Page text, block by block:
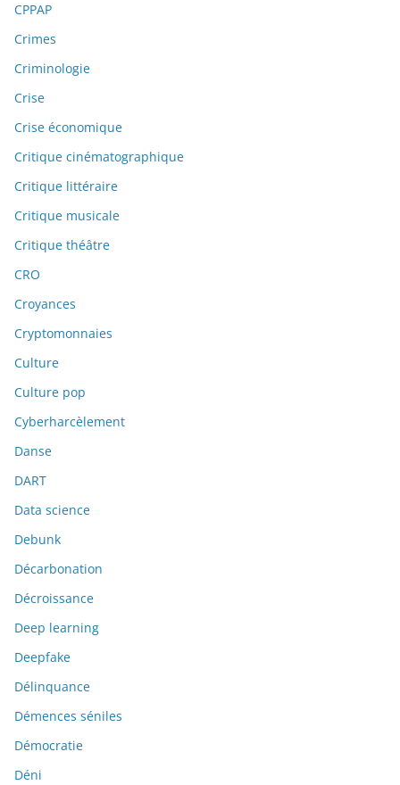
CPPAP
Crimes
Criminologie
Crise
Crise économique
Critique cinématographique
Critique littéraire
Critique musicale
Critique théâtre
CRO
Croyances
Cryptomonnaies
Culture
Culture pop
Cyberharcèlement
Danse
DART
Data science
Debunk
Décarbonation
Décroissance
Deep learning
Deepfake
Délinquance
Démences séniles
Démocratie
Déni